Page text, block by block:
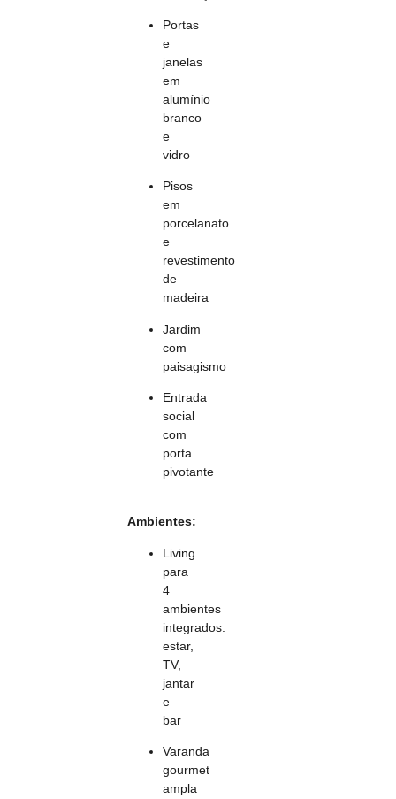
Portas
e
janelas
em
alumínio
branco
e
vidro
Pisos
em
porcelanato
e
revestimento
de
madeira
Jardim
com
paisagismo
Entrada
social
com
porta
pivotante
Ambientes:
Living
para
4
ambientes
integrados:
estar,
TV,
jantar
e
bar
Varanda
gourmet
ampla